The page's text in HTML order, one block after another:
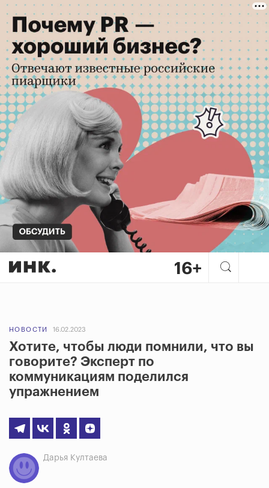
НОВОСТИ 16.02.2023
Хотите, чтобы люди помнили, что вы
говорите? Эксперт по
коммуникациям поделился
упражнением
Дарья Култаева